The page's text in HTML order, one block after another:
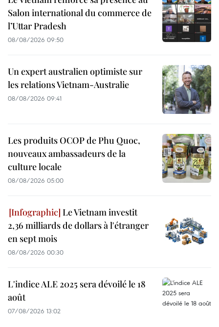
Salon international du commerce de
l’Uttar Pradesh
08/08/2026 09:50
Un expert australien optimiste sur
les relations Vietnam-Australie
08/08/2026 09:41
Les produits OCOP de Phu Quoc,
nouveaux ambassadeurs de la
culture locale
08/08/2026 05:00
Le Vietnam investit
2,36 milliards de dollars à l'étranger
en sept mois
08/08/2026 00:30
L'indice ALE 2025 sera dévoilé le 18
août
07/08/2026 13:02